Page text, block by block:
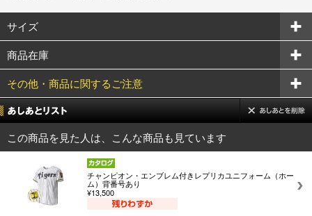
サイズ
商品在庫
その他・商品に関するご注意
この商品を見た人は、こんな商品も見ています
チャンピオン・エンブレム付きレプリカユニフォーム（ホー
ム）背番号あり
¥13,500